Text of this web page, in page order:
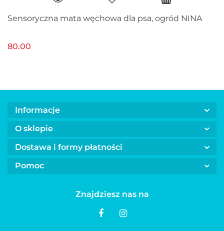
Sensoryczna mata węchowa dla psa, ogród NINA
80.00
Informacje
O sklepie
Dostawa i formy płatności
Pomoc
Znajdziesz nas na